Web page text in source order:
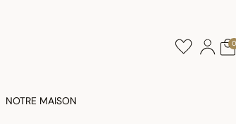
0
NOTRE MAISON